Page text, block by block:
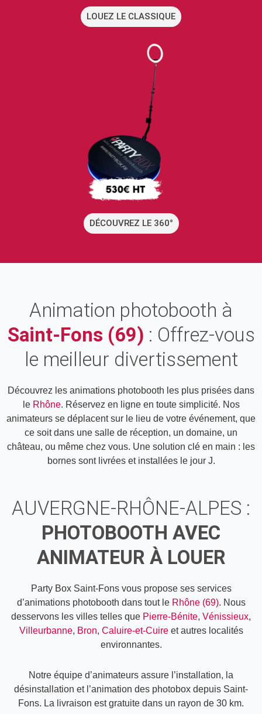
LOUEZ LE CLASSIQUE
DÉCOUVREZ LE 360°
Animation photobooth à
Saint-Fons (69) : Offrez-vous
le meilleur divertissement
Découvrez les animations photobooth les plus prisées dans
le Rhône. Réservez en ligne en toute simplicité. Nos
animateurs se déplacent sur le lieu de votre événement, que
ce soit dans une salle de réception, un domaine, un
château, ou même chez vous. Une solution clé en main : les
bornes sont livrées et installées le jour J.
AUVERGNE-RHÔNE-ALPES :
PHOTOBOOTH AVEC
ANIMATEUR À LOUER
Party Box Saint-Fons vous propose ses services
d’animations photobooth dans tout le Rhône (69). Nous
desservons les villes telles que Pierre-Bénite, Vénissieux,
Villeurbanne, Bron, Caluire-et-Cuireet autres localités
environnantes.
Notre équipe d’animateurs assure l’installation, la
désinstallation et l’animation des photobox depuis Saint-
Fons. La livraison est gratuite dans un rayon de 30 km.